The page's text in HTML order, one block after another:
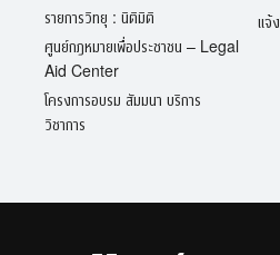
รายการวิทยุ : นิติมิติ
ศูนย์กฎหมายเพื่อประชาชน – Legal
Aid Center
โครงการอบรม สัมมนา บริการ
วิชาการ
แจ้